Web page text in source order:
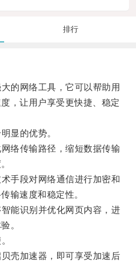
排行
网络工具，它可以帮助用
，让用户享受更快捷、稳定
显的优势。
传输路径，缩短数据传输
段对网络通信进行加密和
输速度和稳定性。
识别并优化网页内容，进
。
加速器，即可享受加速后